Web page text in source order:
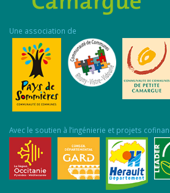
Une association de
Avec le soutien à l’ingénierie et projets